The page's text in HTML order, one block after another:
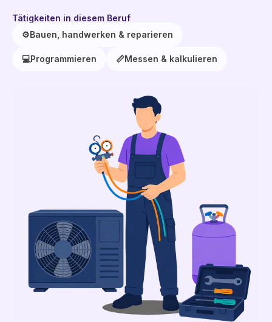
Tätigkeiten in diesem Beruf
⚙️Bauen, handwerken & reparieren
💻Programmieren 📏Messen & kalkulieren